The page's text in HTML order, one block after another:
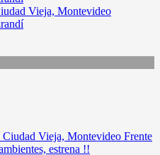
Vieja, Montevideo